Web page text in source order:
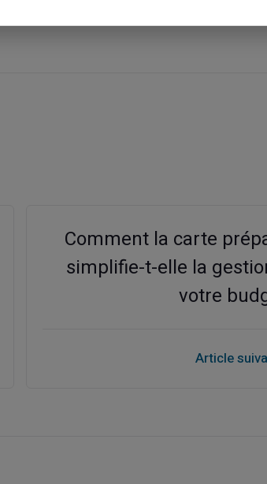
Comment la carte
simplifie-t-elle la
votre
Article